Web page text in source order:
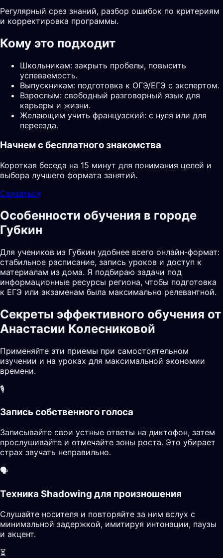
Регулярный срез знаний, разбор ошибок по критериям
и корректировка программы.
Кому это подходит
Школьникам: закрыть пробелы, повысить
успеваемость.
Выпускникам: подготовка к ОГЭ/ЕГЭ с экспертом.
Взрослым: свободный разговорный язык для
карьеры и жизни.
Желающим учить французский: с нуля или для
переезда.
Начнем с бесплатного знакомства
Короткая беседа на 15 минут для понимания целей и
выбора лучшего формата занятий.
Связаться
Особенности обучения в городе
Губкин
Для учеников из Губкин удобнее всего онлайн-формат:
стабильное расписание, запись уроков и доступ к
материалам из дома. Я подбираю задачи под
информационные ресурсы региона, чтобы подготовка
к ЕГЭ или экзаменам была максимально релевантной.
Секреты эффективного обучения от
Анастасии Колесниковой
Применяйте эти приемы при самостоятельном
изучении и на уроках для максимальной экономии
времени.
🎙️
Запись собственного голоса
Записывайте свои устные ответы на диктофон, затем
прослушивайте и отмечайте зоны роста. Это убирает
страх звучать неправильно.
🗣️
Техника Shadowing для произношения
Слушайте носителя и повторяйте за ним вслух с
минимальной задержкой, имитируя интонации, паузы
и акцент.
⏳